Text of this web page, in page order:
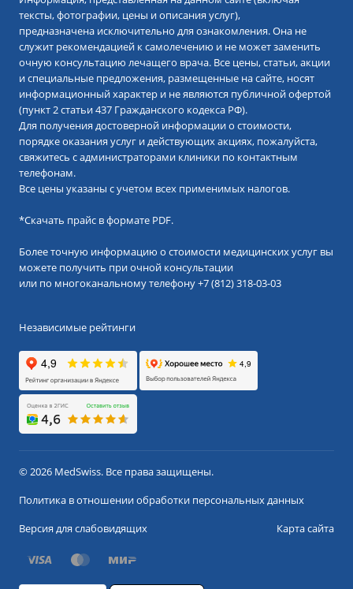
тексты, фотографии, цены и описания услуг),
предназначена исключительно для ознакомления. Она не
служит рекомендацией к самолечению и не может заменить
очную консультацию лечащего врача. Все цены, статьи, акции
и специальные предложения, размещенные на сайте, носят
информационный характер и не являются публичной офертой
(пункт 2 статьи 437 Гражданского кодекса РФ).
Для получения достоверной информации о стоимости,
порядке оказания услуг и действующих акциях, пожалуйста,
свяжитесь с администраторами клиники по контактным
телефонам.
Все цены указаны с учетом всех применимых налогов.
*Скачать прайс в формате PDF.
Более точную информацию о стоимости медицинских услуг вы
можете получить при очной консультации
или по многоканальному телефону+7 (812) 318-03-03
Независимые рейтинги
© 2026 MedSwiss. Все права защищены.
Политика в отношении обработки персональных данных
Версия для слабовидящих
Карта сайта